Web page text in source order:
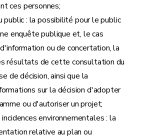
ces personnes;
public : la possibilité pour le public
enquête publique et, le cas
ou de concertation, la
résultats de cette consultation du
de décision, ainsi que la
sur la décision d'adopter
ou d'autoriser un projet;
environnementales : la
relative au plan ou